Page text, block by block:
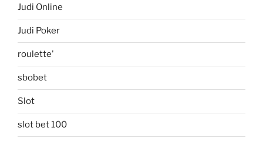
Judi Online
Judi Poker
roulette'
sbobet
Slot
slot bet 100